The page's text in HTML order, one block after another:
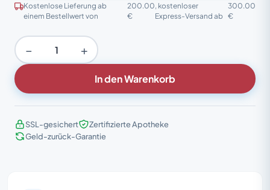
Kostenlose Lieferung ab
einem Bestellwert von
200.00
€
, kostenloser
Express-Versand ab
300.00
€
− +
In den Warenkorb
SSL-gesichert
Zertifizierte Apotheke
Geld-zurück-Garantie